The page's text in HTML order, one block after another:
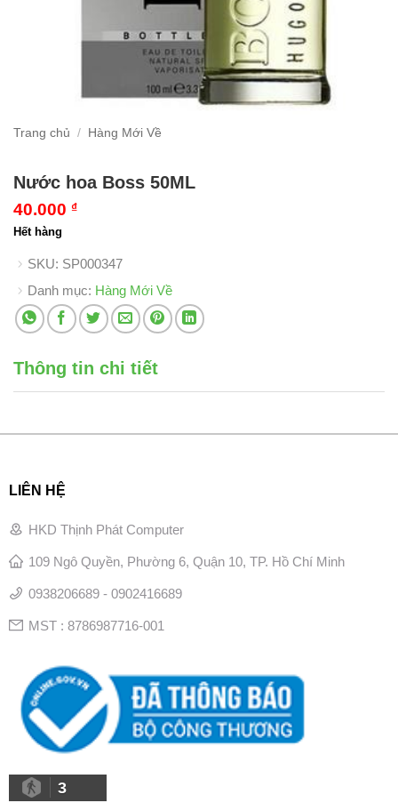
Trang chủ / Hàng Mới Về
Nước hoa Boss 50ML
40.000 ₫
Hết hàng
SKU: SP000347
Danh mục: Hàng Mới Về
Thông tin chi tiết
LIÊN HỆ
HKD Thịnh Phát Computer
109 Ngô Quyền, Phường 6, Quận 10, TP. Hồ Chí Minh
0938206689 - 0902416689
MST : 8786987716-001
3